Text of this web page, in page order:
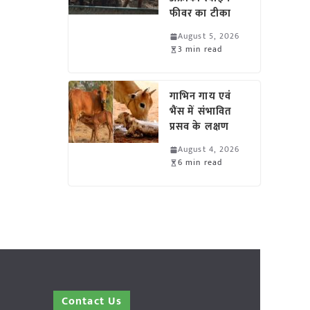
फीवर का टीका
August 5, 2026
3 min read
गाभिन गाय एवं
भैंस में संभावित
प्रसव के लक्षण
August 4, 2026
6 min read
Contact Us